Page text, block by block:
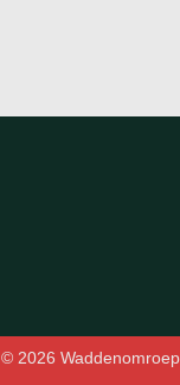
© 2026 Waddenomroep